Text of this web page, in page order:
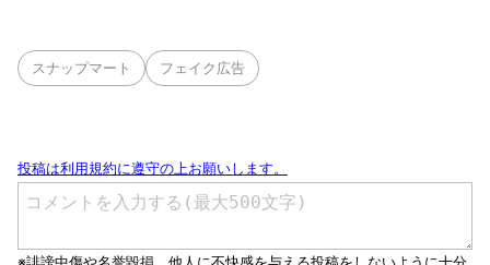
スナップマート フェイク広告